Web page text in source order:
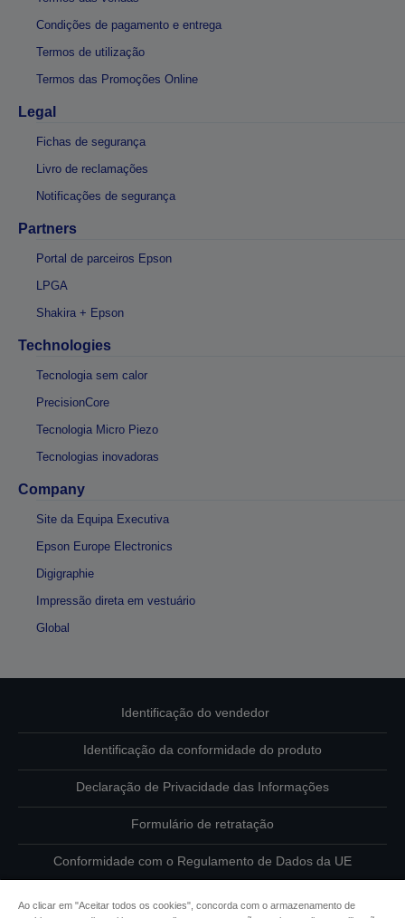
Condições de pagamento e entrega
Termos de utilização
Termos das Promoções Online
Legal
Fichas de segurança
Livro de reclamações
Notificações de segurança
Partners
Portal de parceiros Epson
LPGA
Shakira + Epson
Technologies
Tecnologia sem calor
PrecisionCore
Tecnologia Micro Piezo
Tecnologias inovadoras
Company
Site da Equipa Executiva
Epson Europe Electronics
Digigraphie
Impressão direta em vestuário
Global
Identificação do vendedor
Identificação da conformidade do produto
Declaração de Privacidade das Informações
Formulário de retratação
Conformidade com o Regulamento de Dados da UE
Ao clicar em "Aceitar todos os cookies", concorda com o armazenamento de